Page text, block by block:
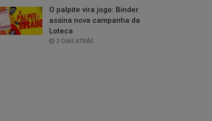
O palpite vira jogo: Binder
assina nova campanha da
Loteca
POSTED
3 DIAS ATRÁS